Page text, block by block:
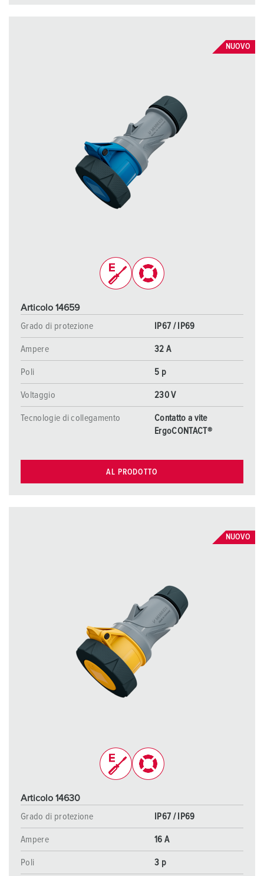
NUOVO
Articolo 14659
Grado di protezione
IP67 / IP69
Ampere 32 A
Poli 5 p
Voltaggio 230 V
Tecnologie di collegamento
Contatto a vite
ErgoCONTACT®
AL PRODOTTO
NUOVO
Articolo 14630
Grado di protezione
IP67 / IP69
Ampere 16 A
Poli 3 p